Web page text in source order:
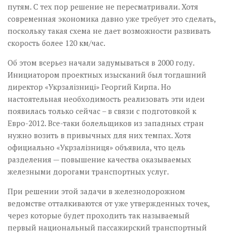
путям. С тех пор решение не пересматривали. Хотя
современная экономика давно уже требует это сделать,
поскольку такая схема не дает возможности развивать
скорость более 120 км/час.
Об этом всерьез начали задумываться в 2000 году.
Инициатором проектных изысканий был тогдашний
директор «Укрзалізниці» Георгий Кирпа. Но
настоятельная необходимость реализовать эти идеи
появилась только сейчас – в связи с подготовкой к
Евро-2012. Все-таки болельщиков из западных стран
нужно возить в привычных для них темпах. Хотя
официально «Укрзалізниця» объявила, что цель
разделения — повышение качества оказываемых
железными дорогами транспортных услуг.
При решении этой задачи в железнодорожном
ведомстве отталкиваются от уже утвержденных точек,
через которые будет проходить так называемый
первый национальный пассажирский транспортный